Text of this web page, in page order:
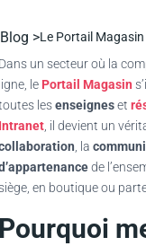
Blog >Le Portail
un secteur où la
le Portail Magasin
lesenseigneset
, il devient un
, la
de
en boutique ou